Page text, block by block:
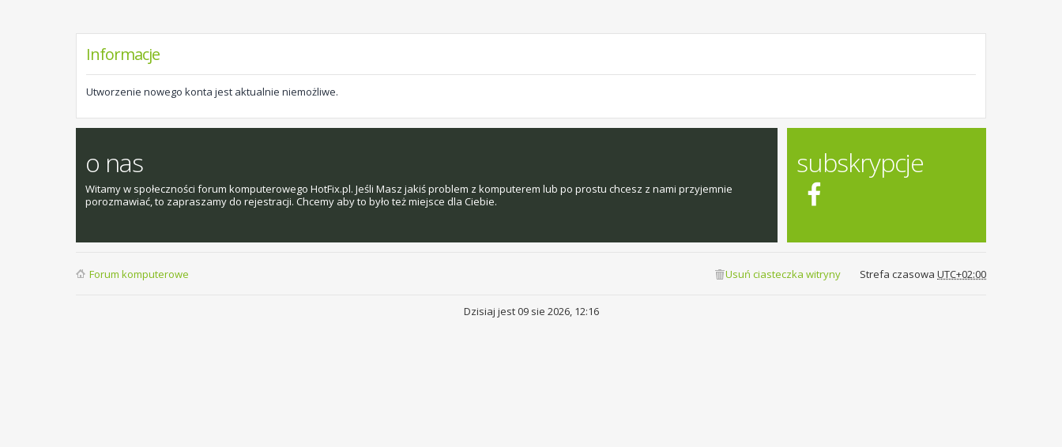
Informacje
Utworzenie nowego konta jest aktualnie niemożliwe.
o nas
Witamy w społeczności forum komputerowego HotFix.pl. Jeśli Masz jakiś problem z komputerem lub po prostu chcesz z nami przyjemnie
porozmawiać, to zapraszamy do rejestracji. Chcemy aby to było też miejsce dla Ciebie.
subskrypcje
Forum komputerowe Strefa czasowa UTC+02:00
Usuń ciasteczka witryny
Dzisiaj jest 09 sie 2026, 12:16